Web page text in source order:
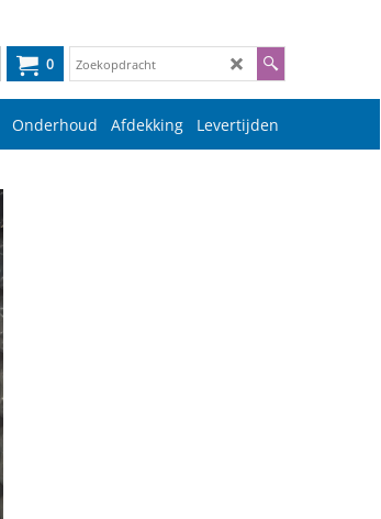
0
Onderhoud Afdekking Levertijden